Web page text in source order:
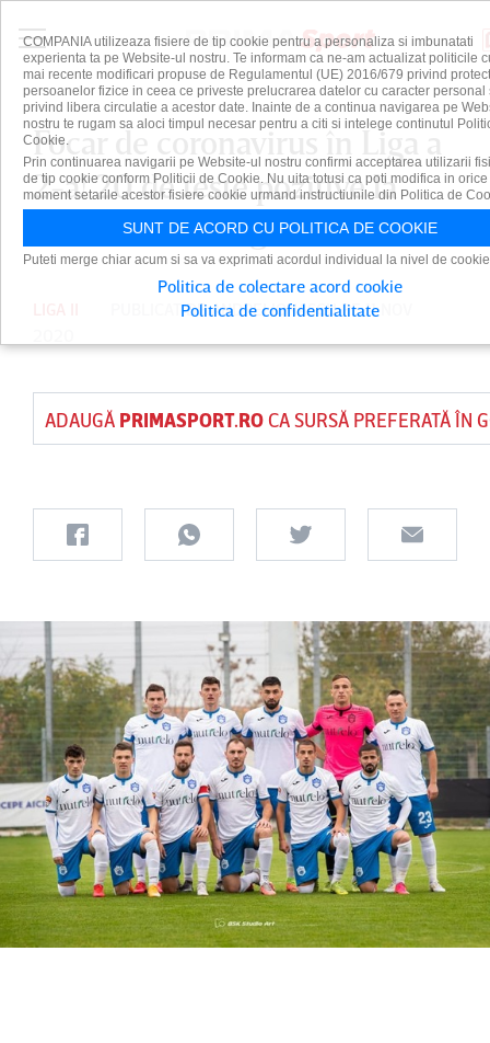
Focar de coronavirus în Liga a
2-a! 20 de teste pozitive la
Turris Turnu Măgurele
PUBLICAT DEANDREI IONASCUPE 11 NOV
ADAUGĂ PRIMASPORT.ROCA SURSĂ PREFERATĂ ÎN
COMPANIA utilizeaza fisiere de tip cookie pentru a personaliza si imbunatati
experienta ta pe Website-ul nostru. Te informam ca ne-am actualizat politicile
mai recente modificari propuse de Regulamentul (UE) 2016/679 privind
persoanelor fizice in ceea ce priveste prelucrarea datelor cu caracter personal
privind libera circulatie a acestor date. Inainte de a continua navigarea pe
nostru te rugam sa aloci timpul necesar pentru a citi si intelege continutul
Cookie.
Prin continuarea navigarii pe Website-ul nostru confirmi acceptarea utilizarii
de tip cookie conform Politicii de Cookie. Nu uita totusi ca poti modifica in orice
moment setarile acestor fisiere cookie urmand instructiunile din Politica de
SUNT DE ACORD CU POLITICA DE COOKIE
Puteti merge chiar acum si sa va exprimati acordul individual la nivel de
Politica de colectare acord cookie
Politica de confidentialitate